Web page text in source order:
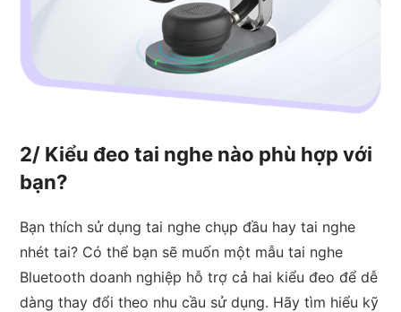
2/ Kiểu đeo tai nghe nào phù hợp với
bạn?
Bạn thích sử dụng tai nghe chụp đầu hay tai nghe
nhét tai? Có thể bạn sẽ muốn một mẫu tai nghe
Bluetooth doanh nghiệp hỗ trợ cả hai kiểu đeo để dễ
dàng thay đổi theo nhu cầu sử dụng. Hãy tìm hiểu kỹ